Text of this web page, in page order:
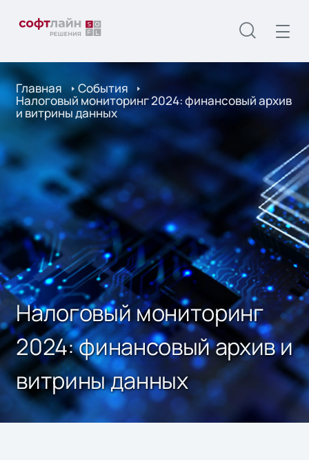
Главная События
Налоговый мониторинг 2024: финансовый архив
и витрины данных
Налоговый мониторинг
2024: финансовый архив и
витрины данных